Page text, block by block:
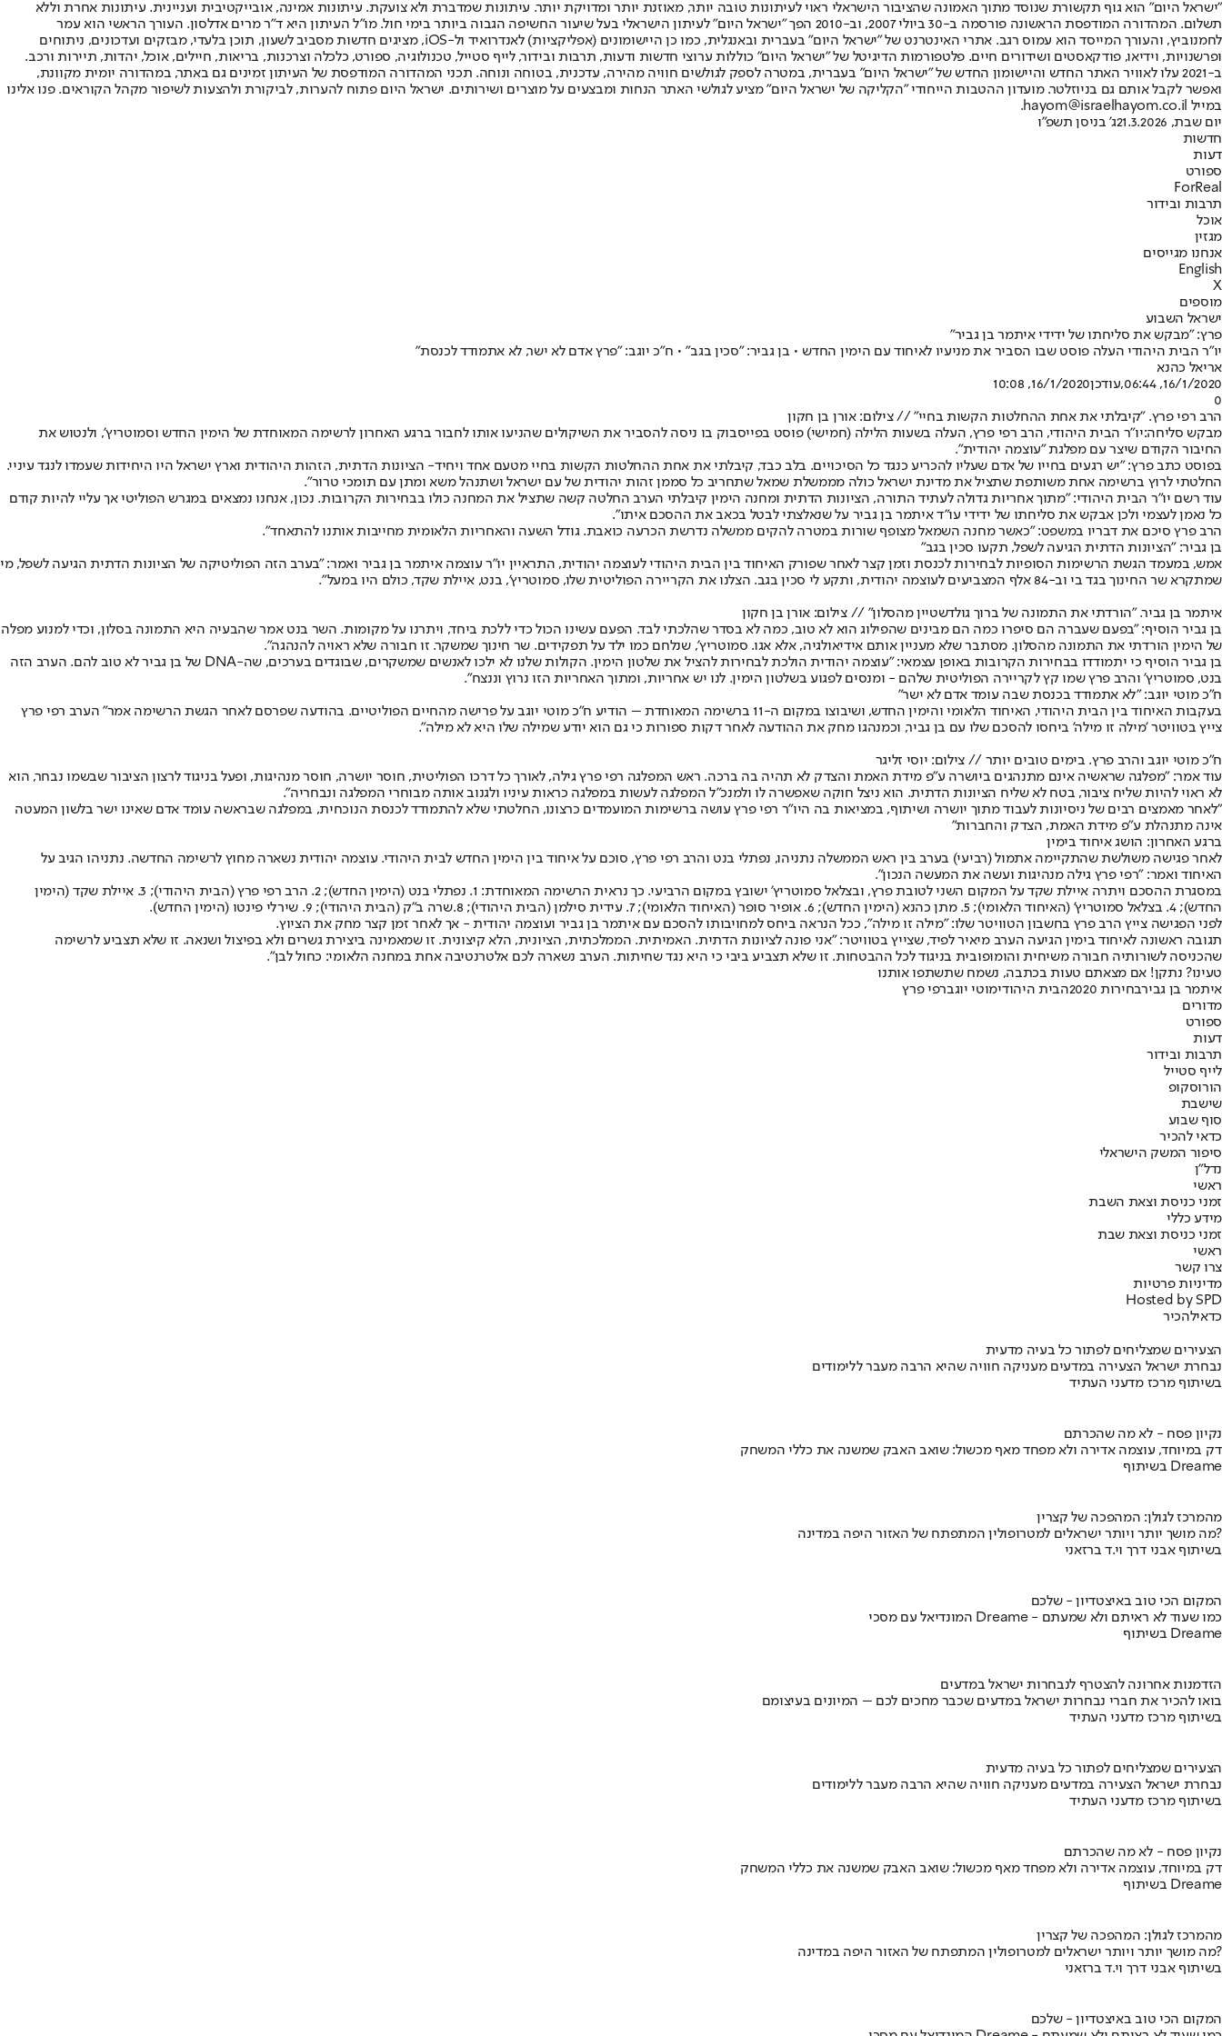
"ישראל היום" הוא גוף תקשורת שנוסד מתוך האמונה שהציבור הישראלי ראוי לעיתונות טובה יותר, מאוזנת יותר ומדויקת יותר. עיתונות שמדברת ולא צועקת. עיתונות אמינה, אובייקטיבית ועניינית. עיתונות אחרת וללא
תשלום. המהדורה המודפסת הראשונה פורסמה ב-30 ביולי 2007, וב-2010 הפך "ישראל היום" לעיתון הישראלי בעל שיעור החשיפה הגבוה ביותר בימי חול. מו"ל העיתון היא ד"ר מרים אדלסון. העורך הראשי הוא עמר
לחמנוביץ, והעורך המייסד הוא עמוס רגב. אתרי האינטרנט של "ישראל היום" בעברית ובאנגלית, כמו כן היישומונים (אפליקציות) לאנדרואיד ול-iOS, מציגים חדשות מסביב לשעון, תוכן בלעדי, מבזקים ועדכונים, ניתוחים
ופרשנויות, וידיאו, פודקאסטים ושידורים חיים. פלטפורמות הדיגיטל של "ישראל היום" כוללות ערוצי חדשות ודעות, תרבות ובידור, לייף סטייל, טכנולוגיה, ספורט, כלכלה וצרכנות, בריאות, חיילים, אוכל, יהדות, תיירות ורכב.
ב-2021 עלו לאוויר האתר החדש והיישומון החדש של "ישראל היום" בעברית, במטרה לספק לגולשים חוויה מהירה, עדכנית, בטוחה ונוחה. תכני המהדורה המודפסת של העיתון זמינים גם באתר, במהדורה יומית מקוונת,
ואפשר לקבל אותם גם בניוזלטר. מועדון ההטבות הייחודי "הקליקה של ישראל היום" מציע לגולשי האתר הנחות ומבצעים על מוצרים ושירותים. ישראל היום פתוח להערות, לביקורת ולהצעות לשיפור מקהל הקוראים. פנו אלינו
במייל hayom@israelhayom.co.il.
יום שבת, 21.3.2026
ג' בניסן תשפ"ו
חדשות
דעות
ספורט
ForReal
תרבות ובידור
אוכל
מגזין
אנחנו מגייסים
English
X
מוספים
ישראל השבוע
פרץ: "מבקש את סליחתו של ידידי איתמר בן גביר"
יו"ר הבית היהודי העלה פוסט שבו הסביר את מניעיו לאיחוד עם הימין החדש • בן גביר: "סכין בגב" • ח"כ יוגב: "פרץ אדם לא ישר, לא אתמודד לכנסת"
אריאל כהנא
16/1/2020, 06:44
,עודכן16/1/2020, 10:08
0
הרב רפי פרץ. "קיבלתי את אחת ההחלטות הקשות בחיי" // צילום: אורן בן חקון
מבקש סליחה:יו"ר הבית היהודי, הרב רפי פרץ, העלה בשעות הלילה (חמישי) פוסט בפייסבוק בו ניסה להסביר את השיקולים שהניעו אותו לחבור ברגע האחרון לרשימה המאוחדת של הימין החדש וסמוטריץ', ולנטוש את
החיבור הקודם שיצר עם מפלגת "עוצמה יהודית".
בפוסט כתב פרץ: "יש רגעים בחייו של אדם שעליו להכריע כנגד כל הסיכויים. בלב כבד, קיבלתי את אחת ההחלטות הקשות בחיי מטעם אחד ויחיד- הציונות הדתית, הזהות היהודית וארץ ישראל היו היחידות שעמדו לנגד עיניי.
החלטתי לרוץ ברשימה אחת משותפת שתציל את מדינת ישראל כולה מממשלת שמאל שתחריב כל סממן זהות יהודית של עם ישראל ושתנהל משא ומתן עם תומכי טרור".
עוד רשם יו"ר הבית היהודי: "מתוך אחריות גדולה לעתיד התורה, הציונות הדתית ומחנה הימין קיבלתי הערב החלטה קשה שתציל את המחנה כולו בבחירות הקרובות. נכון, אנחנו נמצאים במגרש הפוליטי אך עליי להיות קודם
כל נאמן לעצמי ולכן אבקש את סליחתו של ידידי עו״ד איתמר בן גביר על שנאלצתי לבטל בכאב את ההסכם איתו".
הרב פרץ סיכם את דבריו במשפט: "כאשר מחנה השמאל מצופף שורות במטרה להקים ממשלה נדרשת הכרעה כואבת. גודל השעה והאחריות הלאומית מחייבות אותנו להתאחד".
בן גביר: "הציונות הדתית הגיעה לשפל, תקעו סכין בגב"
אמש, במעמד הגשת הרשימות הסופיות לבחירות לכנסת וזמן קצר לאחר שפורק האיחוד בין הבית היהודי לעוצמה יהודית, התראיין יו"ר עוצמה איתמר בן גביר ואמר: "בערב הזה הפוליטיקה של הציונות הדתית הגיעה לשפל, מי
שמתקרא שר החינוך בגד בי וב-84 אלף המצביעים לעוצמה יהודית, ותקע לי סכין בגב. הצלנו את הקריירה הפוליטית שלו, סמוטריץ', בנט, איילת שקד, כולם היו במעל".
איתמר בן גביר. "הורדתי את התמונה של ברוך גולדשטיין מהסלון" // צילום: אורן בן חקון
בן גביר הוסיף: "בפעם שעברה הם סיפרו כמה הם מבינים שהפילוג הוא לא טוב, כמה לא בסדר שהלכתי לבד. הפעם עשינו הכול כדי ללכת ביחד, ויתרנו על מקומות. השר בנט אמר שהבעיה היא התמונה בסלון, וכדי למנוע מפלה
של הימין הורדתי את התמונה מהסלון. מסתבר שלא מעניין אותם אידיאולגיה, אלא אגו. סמוטריץ', שנלחם כמו ילד על תפקידים. שר חינוך שמשקר. זו חבורה שלא ראויה להנהגה".
בן גביר הוסיף כי יתמודדו בבחירות הקרובות באופן עצמאי: "עוצמה יהודית הולכת לבחירות להציל את שלטון הימין. הקולות שלנו לא ילכו לאנשים שמשקרים, שבוגדים בערכים, שה-DNA של בן גביר לא טוב להם. הערב הזה
בנט, סמוטריץ' והרב פרץ שמו קץ לקריירה הפוליטית שלהם - ומנסים לפגוע בשלטון הימין. לנו יש אחריות, ומתוך האחריות הזו נרוץ וננצח".
ח"כ מוטי יוגב: "לא אתמודד בכנסת שבה עומד אדם לא ישר"
בעקבות האיחוד בין הבית היהודי, האיחוד הלאומי והימין החדש, ושיבוצו במקום ה-11 ברשימה המאוחדת – הודיע ח"כ מוטי יוגב על פרישה מהחיים הפוליטיים. בהודעה שפרסם לאחר הגשת הרשימה אמר" הערב רפי פרץ
צייץ בטוויטר 'מילה זו מילה' ביחסו להסכם שלו עם בן גביר, וכמנהגו מחק את ההודעה לאחר דקות ספורות כי גם הוא יודע שמילה שלו היא לא מילה".
ח"כ מוטי יוגב והרב פרץ. בימים טובים יותר // צילום: יוסי זליגר
עוד אמר: "מפלגה שראשיה אינם מתנהגים ביושרה ע”פ מידת האמת והצדק לא תהיה בה ברכה. ראש המפלגה רפי פרץ גילה, לאורך כל דרכו הפוליטית, חוסר יושרה, חוסר מנהיגות, ופעל בניגוד לרצון הציבור שבשמו נבחר, הוא
לא ראוי להיות שליח ציבור, בטח לא שליח הציונות הדתית. הוא ניצל חוקה שאפשרה לו ולמנכ”ל המפלגה לעשות במפלגה כראות עיניו ולגנוב אותה מבוחרי המפלגה ונבחריה".
"לאחר מאמצים רבים של ניסיונות לעבוד מתוך יושרה ושיתוף, במציאות בה היו"ר רפי פרץ עושה ברשימות המועמדים כרצונו, החלטתי שלא להתמודד לכנסת הנוכחית, במפלגה שבראשה עומד אדם שאינו ישר בלשון המעטה
אינה מתנהלת ע"פ מידת האמת, הצדק והחברות"
ברגע האחרון: הושג איחוד בימין
לאחר פגישה משולשת שהתקיימה אתמול (רביעי) בערב בין ראש הממשלה נתניהו, נפתלי בנט והרב רפי פרץ, סוכם על איחוד בין הימין החדש לבית היהודי. עוצמה יהודית נשארה מחוץ לרשימה החדשה. נתניהו הגיב על
האיחוד ואמר: "רפי פרץ גילה מנהיגות ועשה את המעשה הנכון".
במסגרת ההסכם ויתרה איילת שקד על המקום השני לטובת פרץ, ובצלאל סמוטריץ' ישובץ במקום הרביעי. כך נראית הרשימה המאוחדת: 1. נפתלי בנט (הימין החדש); 2. הרב רפי פרץ (הבית היהודי); 3. איילת שקד (הימין
החדש); 4. בצלאל סמוטריץ' (האיחוד הלאומי); 5. מתן כהנא (הימין החדש); 6. אופיר סופר (האיחוד הלאומי); 7. עידית סילמן (הבית היהודי); 8.שרה ב״ק (הבית היהודי); 9. שירלי פינטו (הימין החדש).
לפני הפגישה צייץ הרב פרץ בחשבון הטוויטר שלו: "מילה זו מילה", ככל הנראה ביחס למחויבותו להסכם עם איתמר בן גביר ועוצמה יהודית - אך לאחר זמן קצר מחק את הציוץ.
תגובה ראשונה לאיחוד בימין הגיעה הערב מיאיר לפיד, שצייץ בטוויטר: "אני פונה לציונות הדתית. האמיתית. הממלכתית, הציונית, הלא קיצונית. זו שמאמינה ביצירת גשרים ולא בפיצול ושנאה. זו שלא תצביע לרשימה
שהכניסה לשורותיה חבורה משיחית והומופובית בניגוד לכל ההבטחות. זו שלא תצביע ביבי כי היא נגד שחיתות. הערב נשארה לכם אלטרנטיבה אחת במחנה הלאומי: כחול לבן".
טעינו? נתקן! אם מצאתם טעות בכתבה, נשמח שתשתפו אותנו
איתמר בן גבירבחירות 2020 הבית היהודימוטי יוגברפי פרץ
מדורים
ספורט
דעות
תרבות ובידור
לייף סטייל
הורוסקופ
שישבת
סוף שבוע
כדאי להכיר
סיפור המשק הישראלי
נדל"ן
ראשי
זמני כניסת וצאת השבת
מידע כללי
זמני כניסת וצאת שבת
ראשי
צרו קשר
מדיניות פרטיות
Hosted by SPD
כדאילהכיר
הצעירים שמצליחים לפתור כל בעיה מדעית
נבחרת ישראל הצעירה במדעים מעניקה חוויה שהיא הרבה מעבר ללימודים
בשיתוף מרכז מדעני העתיד
נקיון פסח - לא מה שהכרתם
דק במיוחד, עוצמה אדירה ולא מפחד מאף מכשול: שואב האבק שמשנה את כללי המשחק
בשיתוף Dreame
מהמרכז לגולן: המהפכה של קצרין
מה מושך יותר ויותר ישראלים למטרופולין המתפתח של האזור היפה במדינה?
בשיתוף אבני דרך וי.ד ברזאני
המקום הכי טוב באיצטדיון - שלכם
המונדיאל עם מסכי Dreame - כמו שעוד לא ראיתם ולא שמעתם
בשיתוף Dreame
הזדמנות אחרונה להצטרף לנבחרות ישראל במדעים
בואו להכיר את חברי נבחרות ישראל במדעים שכבר מחכים לכם – המיונים בעיצומם
בשיתוף מרכז מדעני העתיד
הצעירים שמצליחים לפתור כל בעיה מדעית
נבחרת ישראל הצעירה במדעים מעניקה חוויה שהיא הרבה מעבר ללימודים
בשיתוף מרכז מדעני העתיד
נקיון פסח - לא מה שהכרתם
דק במיוחד, עוצמה אדירה ולא מפחד מאף מכשול: שואב האבק שמשנה את כללי המשחק
בשיתוף Dreame
מהמרכז לגולן: המהפכה של קצרין
מה מושך יותר ויותר ישראלים למטרופולין המתפתח של האזור היפה במדינה?
בשיתוף אבני דרך וי.ד ברזאני
המקום הכי טוב באיצטדיון - שלכם